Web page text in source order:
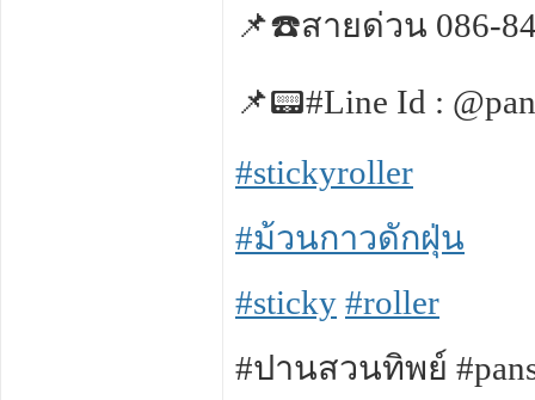
📌☎️สายด่วน 086-
📌📟#Line Id :
#stickyroller
#ม้วนกาวดักฝุ่น
#sticky #roller
#ปานสวนทิพย์